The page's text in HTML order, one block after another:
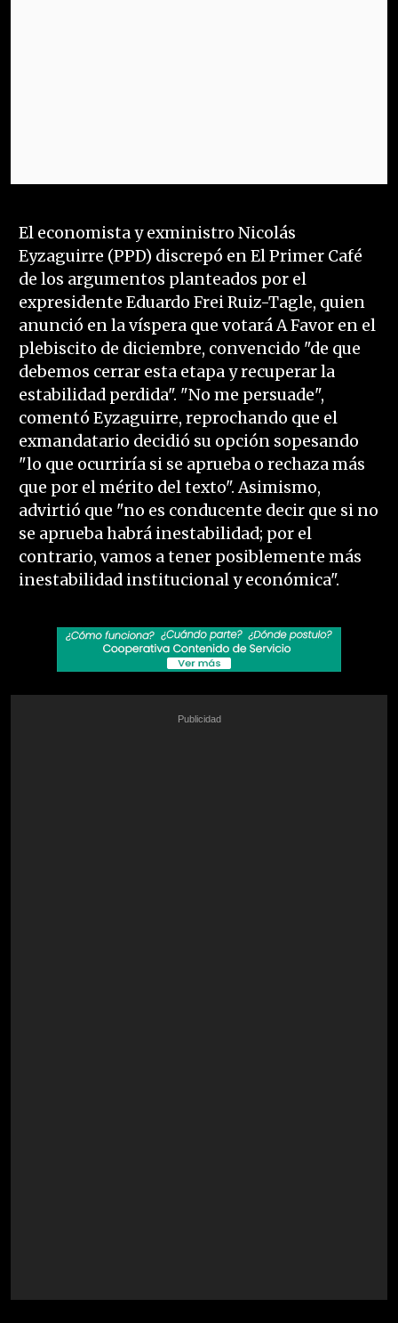
El economista y exministro Nicolás
Eyzaguirre (PPD) discrepó en El Primer Café
de los argumentos planteados por el
expresidente Eduardo Frei Ruiz-Tagle, quien
anunció en la víspera que votará A Favor en el
plebiscito de diciembre, convencido "de que
debemos cerrar esta etapa y recuperar la
estabilidad perdida". "No me persuade",
comentó Eyzaguirre, reprochando que el
exmandatario decidió su opción sopesando
"lo que ocurriría si se aprueba o rechaza más
que por el mérito del texto". Asimismo,
advirtió que "no es conducente decir que si no
se aprueba habrá inestabilidad; por el
contrario, vamos a tener posiblemente más
inestabilidad institucional y económica".